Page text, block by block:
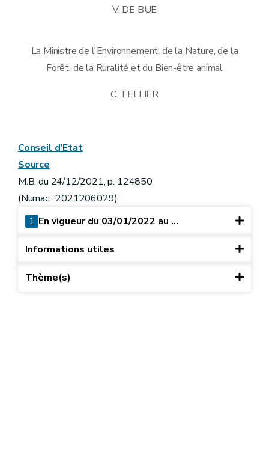
V. DE BUE
La Ministre de l'Environnement, de la Nature, de la
Forêt, de la Ruralité et du Bien-être animal
C. TELLIER
Conseil d’Etat
Source
M.B. du 24/12/2021, p. 124850
(Numac : 2021206029)
1 En vigueur du 03/01/2022 au ...
Informations utiles
Thème(s)